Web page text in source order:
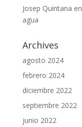
Josep Quintana en
agua
Archives
agosto 2024
febrero 2024
diciembre 2022
septiembre 2022
junio 2022